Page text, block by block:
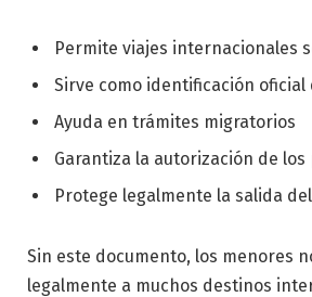
Permite viajes internacionales
Sirve como identificación oficial
Ayuda en trámites migratorios
Garantiza la autorización de
Protege legalmente la salida
Sin este documento, los menores
legalmente a muchos destinos